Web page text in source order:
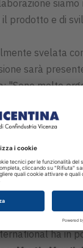
prodotto e di
svelata
sarà
"Sono molto
riesce a
nel 1984
e donna, le
di prodotti
ha in